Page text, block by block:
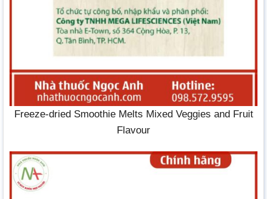
Freeze-dried Smoothie Melts Mixed Veggies and Fruit
Flavour